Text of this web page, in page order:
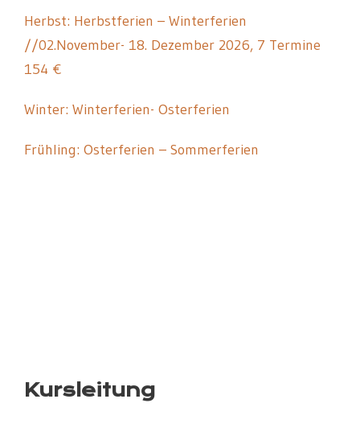
Herbst: Herbstferien – Winterferien
//02.November- 18. Dezember 2026, 7 Termine
154 €
Winter: Winterferien- Osterferien
Frühling: Osterferien – Sommerferien
Kursleitung